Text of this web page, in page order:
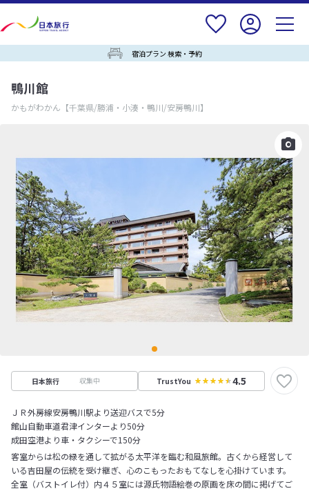
宿泊プラン 検索・予約
鴨川館
かもがわかん 【千葉県/勝浦・小湊・鴨川/安房鴨川】
日本旅行 収集中 TrustYou 4.5
ＪＲ外房線安房鴨川駅より送迎バスで5分
館山自動車道君津インターより50分
成田空港より車・タクシーで150分
客室からは松の緑を通して拡がる太平洋を臨む和風旅館。古くから経営して
いる吉田屋の伝統を受け継ぎ、心のこもったおもてなしを心掛けています。
全室（バストイレ付）内４５室には源氏物語絵巻の原画を床の間に掲げてご